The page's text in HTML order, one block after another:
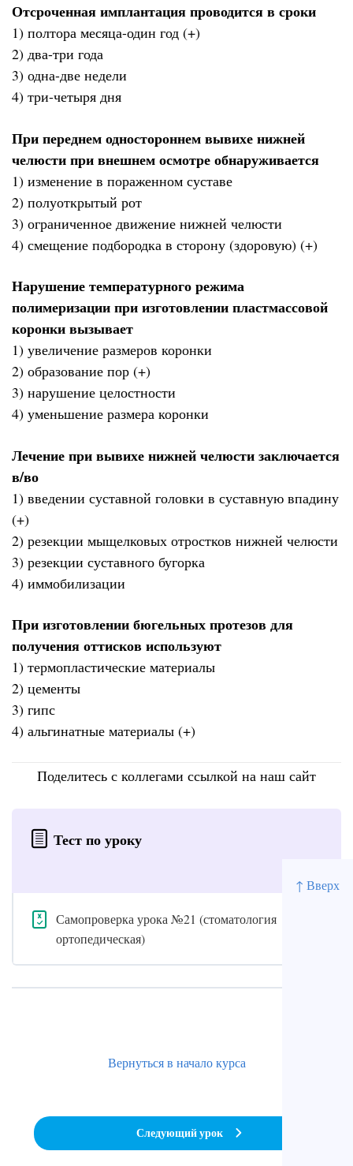
↑ Вверх
Отсроченная имплантация проводится в сроки
1) полтора месяца-один год (+)
2) два-три года
3) одна-две недели
4) три-четыря дня
При переднем одностороннем вывихе нижней
челюсти при внешнем осмотре обнаруживается
1) изменение в пораженном суставе
2) полуоткрытый рот
3) ограниченное движение нижней челюсти
4) смещение подбородка в сторону (здоровую) (+)
Нарушение температурного режима
полимеризации при изготовлении пластмассовой
коронки вызывает
1) увеличение размеров коронки
2) образование пор (+)
3) нарушение целостности
4) уменьшение размера коронки
Лечение при вывихе нижней челюсти заключается
в/во
1) введении суставной головки в суставную впадину
(+)
2) резекции мыщелковых отростков нижней челюсти
3) резекции суставного бугорка
4) иммобилизации
При изготовлении бюгельных протезов для
получения оттисков используют
1) термопластические материалы
2) цементы
3) гипс
4) альгинатные материалы (+)
Поделитесь с коллегами ссылкой на наш сайт
Тест по уроку
Самопроверка урока №21 (стоматология
ортопедическая)
Вернуться в начало курса
Следующий урок